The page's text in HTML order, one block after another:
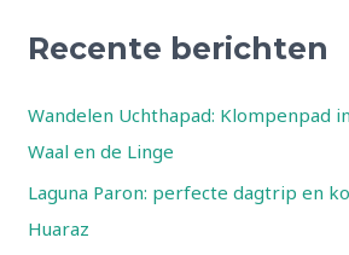
Recente berichten
Wandelen Uchthapad: Klompenpad
Waal en de Linge
Laguna Paron: perfecte dagtrip en
Huaraz